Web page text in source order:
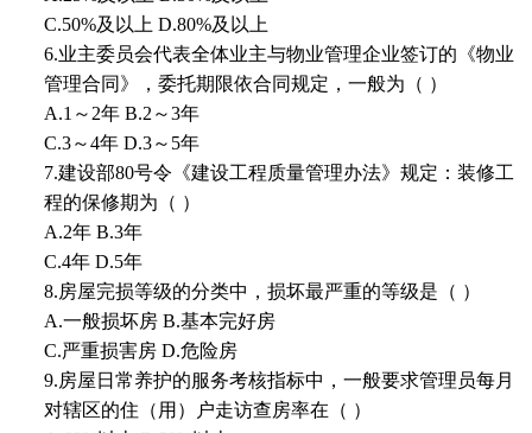
C.50%及以上 D.80%及以上
6.业主委员会代表全体业主与物业管理企业签订的《物业
管理合同》，委托期限依合同规定，一般为（ ）
A.1～2年 B.2～3年
C.3～4年 D.3～5年
7.建设部80号令《建设工程质量管理办法》规定：装修工
程的保修期为（ ）
A.2年 B.3年
C.4年 D.5年
8.房屋完损等级的分类中，损坏最严重的等级是（ ）
A.一般损坏房 B.基本完好房
C.严重损害房 D.危险房
9.房屋日常养护的服务考核指标中，一般要求管理员每月
对辖区的住（用）户走访查房率在（ ）